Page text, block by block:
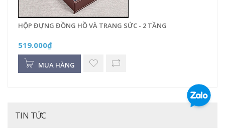
HỘP ĐỰNG ĐỒNG HỒ VÀ TRANG SỨC - 2 TẦNG
519.000₫
MUA HÀNG
TIN TỨC